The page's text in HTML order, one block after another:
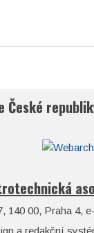
České
140 00, Praha 4,